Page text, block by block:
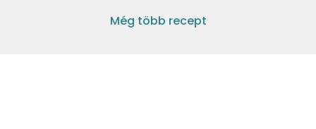
Még több recept